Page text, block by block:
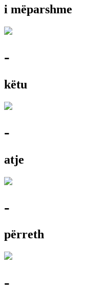
i mëparshme
-
këtu
-
atje
-
përreth
-